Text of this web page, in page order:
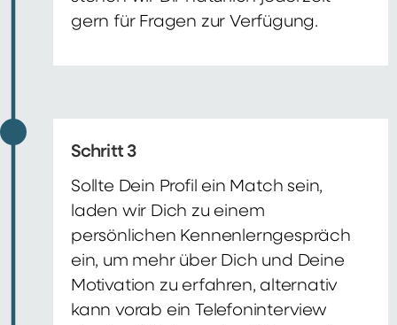
gern für Fragen zur Verfügung.
Schritt 3
Sollte Dein Profil ein Match sein,
laden wir Dich zu einem
persönlichen Kennenlerngespräch
ein, um mehr über Dich und Deine
Motivation zu erfahren, alternativ
kann vorab ein Telefoninterview